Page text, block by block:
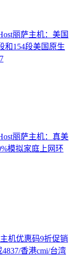
丽萨主机：美国
和154段美国原生
丽萨主机：真美
模拟家庭上网环
机优惠码9折促销
香港cmi/台湾